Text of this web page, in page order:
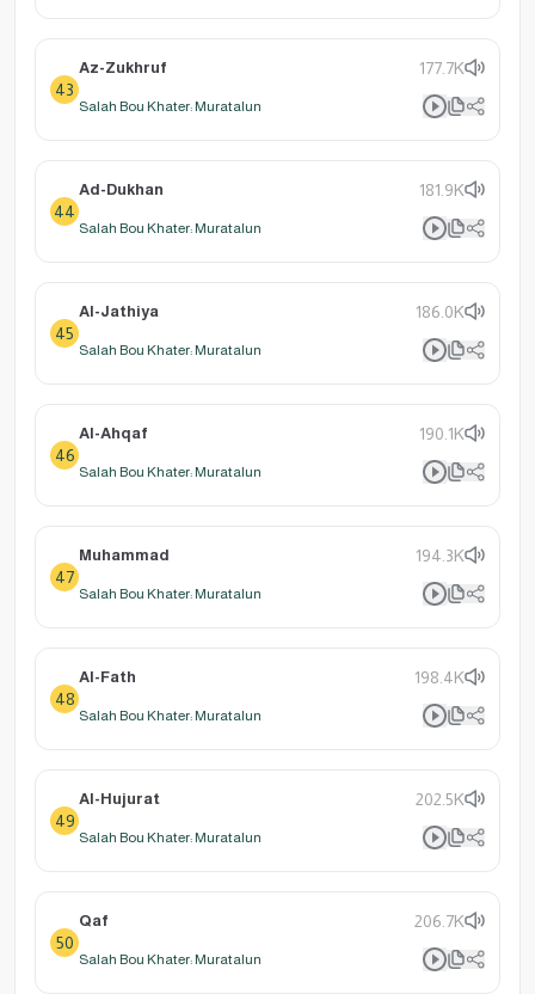
43
Az-Zukhruf 177.7K
Salah Bou Khater: Muratalun
44
Ad-Dukhan 181.9K
Salah Bou Khater: Muratalun
45
Al-Jathiya 186.0K
Salah Bou Khater: Muratalun
46
Al-Ahqaf 190.1K
Salah Bou Khater: Muratalun
47
Muhammad 194.3K
Salah Bou Khater: Muratalun
48
Al-Fath 198.4K
Salah Bou Khater: Muratalun
49
Al-Hujurat 202.5K
Salah Bou Khater: Muratalun
50
Qaf 206.7K
Salah Bou Khater: Muratalun